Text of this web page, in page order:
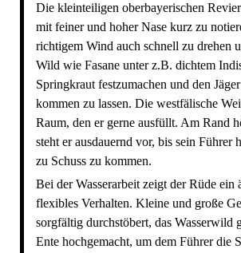
Die kleinteiligen oberbayerischen
mit feiner und hoher Nase kurz zu
richtigem Wind auch schnell zu drehen
Wild wie Fasane unter z.B. dichtem
Springkraut festzumachen und den
kommen zu lassen. Die westfälische
Raum, den er gerne ausfüllt. Am Rand
steht er ausdauernd vor, bis sein Führer
zu Schuss zu kommen.
Bei der Wasserarbeit zeigt der Rüde ein
flexibles Verhalten. Kleine und große
sorgfältig durchstöbert, das Wasserwild
Ente hochgemacht, um dem Führer die